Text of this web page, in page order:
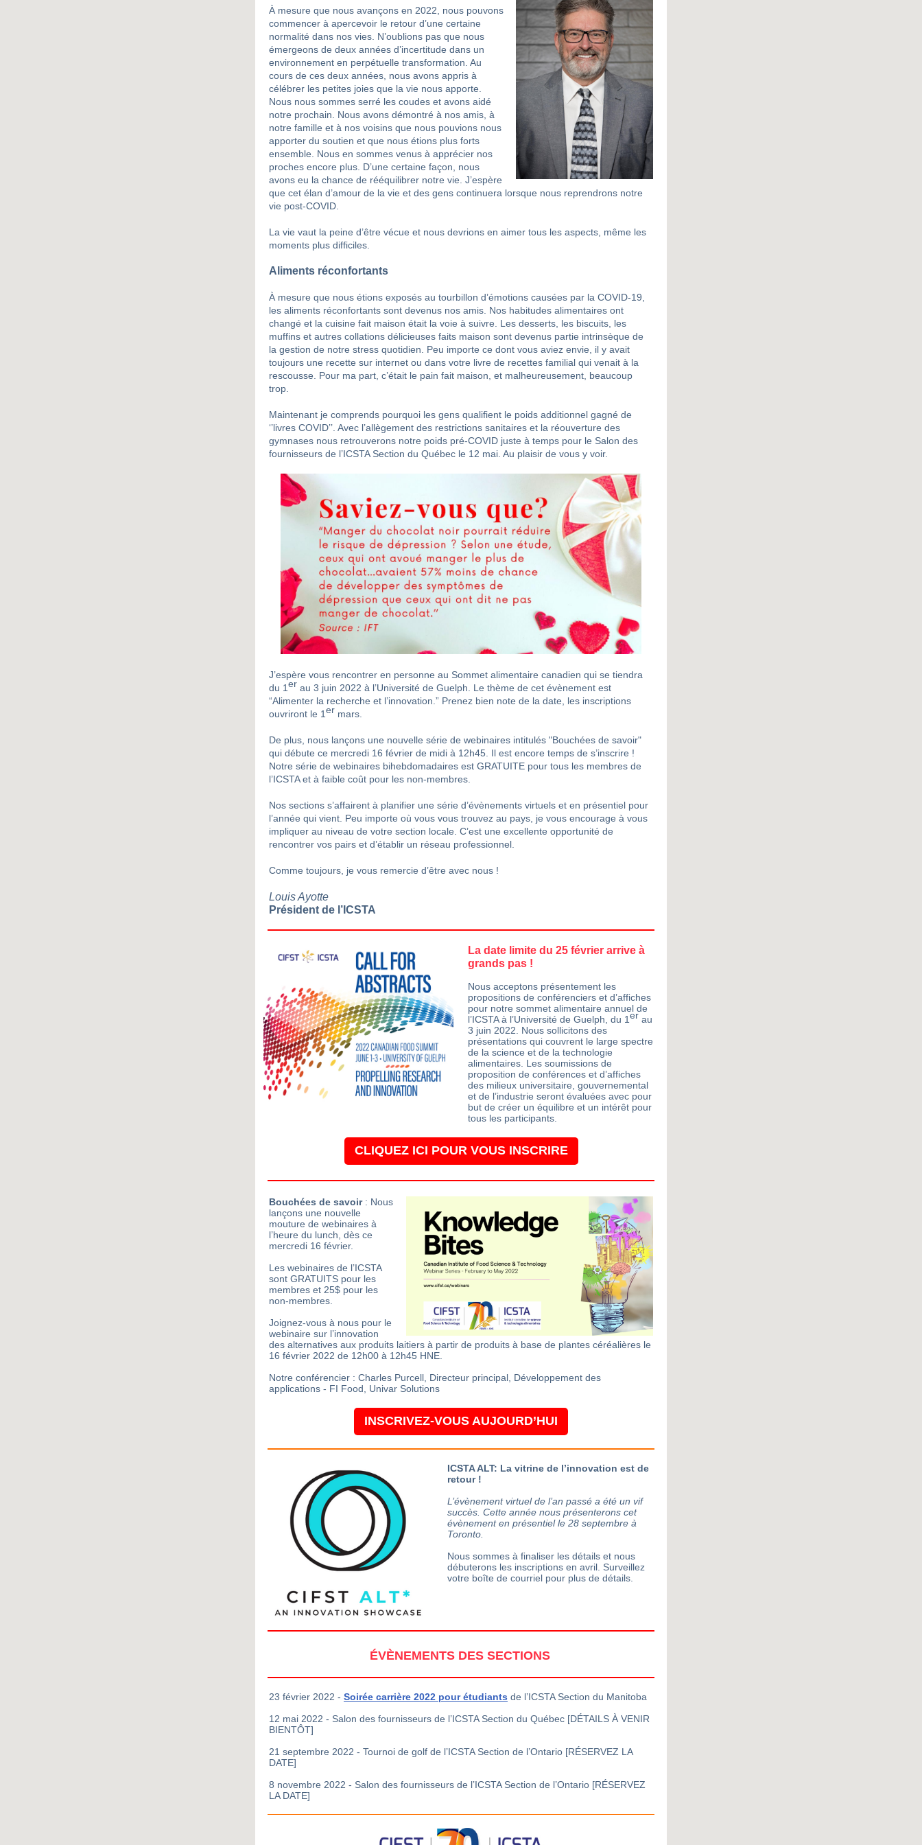
À mesure que nous avançons en 2022, nous pouvons
commencer à apercevoir le retour d’une certaine
normalité dans nos vies. N’oublions pas que nous
émergeons de deux années d’incertitude dans un
environnement en perpétuelle transformation. Au
cours de ces deux années, nous avons appris à
célébrer les petites joies que la vie nous apporte.
Nous nous sommes serré les coudes et avons aidé
notre prochain. Nous avons démontré à nos amis, à
notre famille et à nos voisins que nous pouvions nous
apporter du soutien et que nous étions plus forts
ensemble. Nous en sommes venus à apprécier nos
proches encore plus. D’une certaine façon, nous
avons eu la chance de rééquilibrer notre vie. J’espère
que cet élan d’amour de la vie et des gens continuera lorsque nous reprendrons notre
vie post-COVID.
La vie vaut la peine d’être vécue et nous devrions en aimer tous les aspects, même les
moments plus difficiles.
Aliments réconfortants
À mesure que nous étions exposés au tourbillon d’émotions causées par la COVID-19,
les aliments réconfortants sont devenus nos amis. Nos habitudes alimentaires ont
changé et la cuisine fait maison était la voie à suivre. Les desserts, les biscuits, les
muffins et autres collations délicieuses faits maison sont devenus partie intrinsèque de
la gestion de notre stress quotidien. Peu importe ce dont vous aviez envie, il y avait
toujours une recette sur internet ou dans votre livre de recettes familial qui venait à la
rescousse. Pour ma part, c’était le pain fait maison, et malheureusement, beaucoup
trop.
Maintenant je comprends pourquoi les gens qualifient le poids additionnel gagné de
‘’livres COVID’’. Avec l’allègement des restrictions sanitaires et la réouverture des
gymnases nous retrouverons notre poids pré-COVID juste à temps pour le Salon des
fournisseurs de l’ICSTA Section du Québec le 12 mai. Au plaisir de vous y voir.
J’espère vous rencontrer en personne au Sommet alimentaire canadien qui se tiendra
du 1er au 3 juin 2022 à l’Université de Guelph. Le thème de cet évènement est
“Alimenter la recherche et l’innovation.” Prenez bien note de la date, les inscriptions
ouvriront le 1er mars.
De plus, nous lançons une nouvelle série de webinaires intitulés "Bouchées de savoir"
qui débute ce mercredi 16 février de midi à 12h45. Il est encore temps de s’inscrire !
Notre série de webinaires bihebdomadaires est GRATUITE pour tous les membres de
l’ICSTA et à faible coût pour les non-membres.
Nos sections s’affairent à planifier une série d’évènements virtuels et en présentiel pour
l’année qui vient. Peu importe où vous vous trouvez au pays, je vous encourage à vous
impliquer au niveau de votre section locale. C’est une excellente opportunité de
rencontrer vos pairs et d’établir un réseau professionnel.
Comme toujours, je vous remercie d’être avec nous !
Louis Ayotte
Président de l’ICSTA
La date limite du 25 février arrive à
grands pas !
Nous acceptons présentement les
propositions de conférenciers et d’affiches
pour notre sommet alimentaire annuel de
l’ICSTA à l’Université de Guelph, du 1er au
3 juin 2022. Nous sollicitons des
présentations qui couvrent le large spectre
de la science et de la technologie
alimentaires. Les soumissions de
proposition de conférences et d’affiches
des milieux universitaire, gouvernemental
et de l’industrie seront évaluées avec pour
but de créer un équilibre et un intérêt pour
tous les participants.
CLIQUEZ ICI POUR VOUS INSCRIRE
Bouchées de savoir: Nous
lançons une nouvelle
mouture de webinaires à
l’heure du lunch, dès ce
mercredi 16 février.
Les webinaires de l’ICSTA
sont GRATUITS pour les
membres et 25$ pour les
non-membres.
Joignez-vous à nous pour le
webinaire sur l’innovation
des alternatives aux produits laitiers à partir de produits à base de plantes céréalières le
16 février 2022 de 12h00 à 12h45 HNE.
Notre conférencier : Charles Purcell, Directeur principal, Développement des
applications - FI Food, Univar Solutions
INSCRIVEZ-VOUS AUJOURD’HUI
ICSTA ALT: La vitrine de l’innovation est de
retour !
L’évènement virtuel de l’an passé a été un vif
succès. Cette année nous présenterons cet
évènement en présentiel le 28 septembre à
Toronto.
Nous sommes à finaliser les détails et nous
débuterons les inscriptions en avril. Surveillez
votre boîte de courriel pour plus de détails.
ÉVÈNEMENTS DES SECTIONS
23 février 2022 - Soirée carrière 2022 pour étudiants de l’ICSTA Section du Manitoba
12 mai 2022 - Salon des fournisseurs de l’ICSTA Section du Québec [DÉTAILS À VENIR
BIENTÔT]
21 septembre 2022 - Tournoi de golf de l’ICSTA Section de l’Ontario [RÉSERVEZ LA
DATE]
8 novembre 2022 - Salon des fournisseurs de l’ICSTA Section de l’Ontario [RÉSERVEZ
LA DATE]